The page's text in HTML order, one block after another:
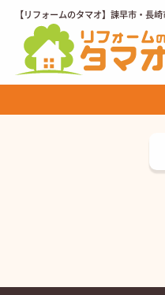
【リフォームのタマオ】諫早市・長